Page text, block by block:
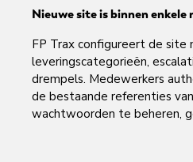
Nieuwe site is binnen enkele
FP Trax configureert de site
leveringscategorieën,
drempels. Medewerkers
de bestaande referenties
wachtwoorden te beheren,